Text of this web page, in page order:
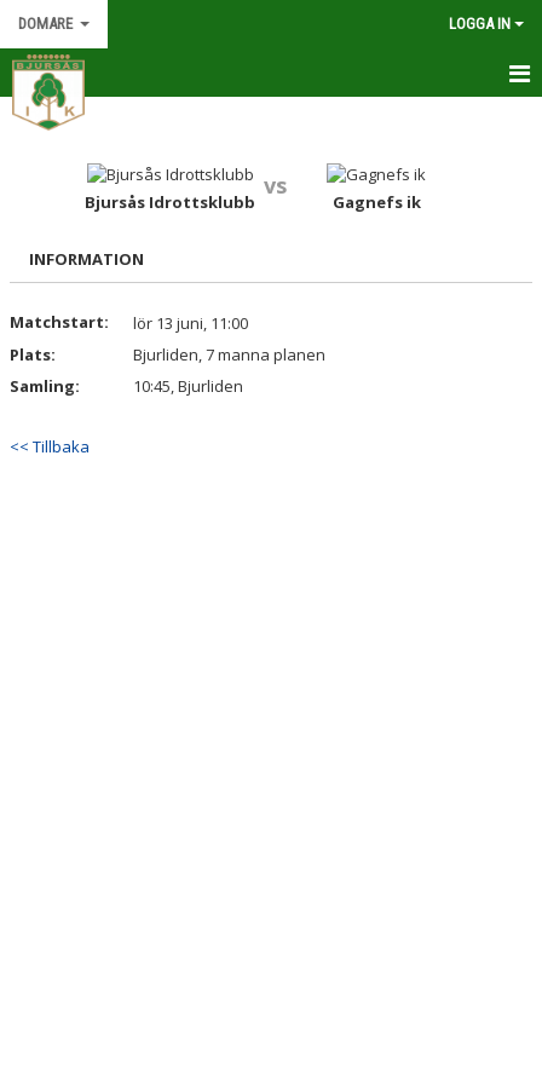
DOMARE LOGGA IN
HEM
KALENDER
DOKUMENT
INFORMATION
Bjursås Idrottsklubb
vs
Gagnefs ik
INFORMATION
Matchstart:
lör 13 juni, 11:00
Plats:
Bjurliden, 7 manna planen
Samling:
10:45, Bjurliden
<< Tillbaka